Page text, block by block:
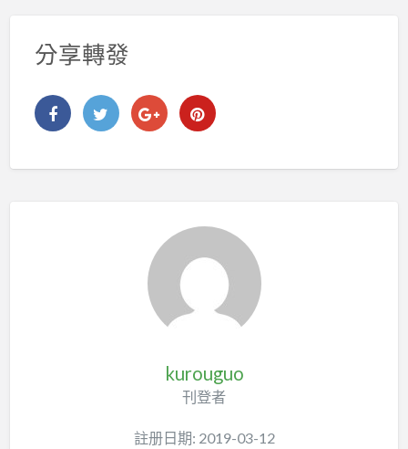
分享轉發
kurouguo
刊登者
註册日期: 2019-03-12